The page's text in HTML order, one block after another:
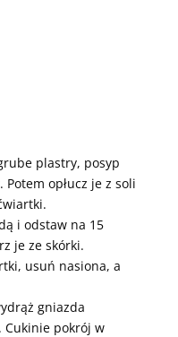
plastry, posyp
opłucz je z soli
i odstaw na 15
je ze skórki.
usuń nasiona, a
gniazda
Cukinie pokrój w